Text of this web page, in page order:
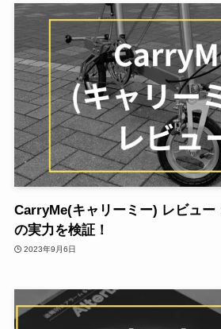
CarryMe(キャリーミー) レビュー
の実力を検証！
2023年9月6日